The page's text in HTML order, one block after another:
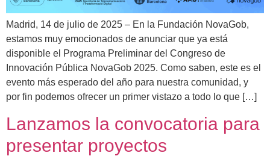
Madrid, 14 de julio de 2025 – En la Fundación NovaGob,
estamos muy emocionados de anunciar que ya está
disponible el Programa Preliminar del Congreso de
Innovación Pública NovaGob 2025. Como saben, este es el
evento más esperado del año para nuestra comunidad, y
por fin podemos ofrecer un primer vistazo a todo lo que […]
Lanzamos la convocatoria para
presentar proyectos